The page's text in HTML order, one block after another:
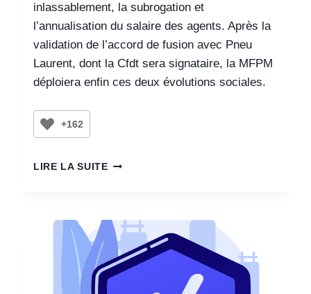
inlassablement, la subrogation et
l’annualisation du salaire des agents. Après la
validation de l’accord de fusion avec Pneu
Laurent, dont la Cfdt sera signataire, la MFPM
déploiera enfin ces deux évolutions sociales.
+162
LIRE LA SUITE